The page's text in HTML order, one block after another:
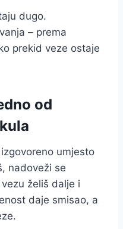
dugo.
– prema
prekid veze ostaje
od
umjesto
nadoveži se
želiš dalje i
daje smisao, a